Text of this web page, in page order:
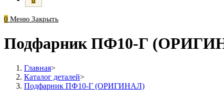
0 Меню Закрыть
Подфарник ПФ10-Г
Главная>
Каталог деталей>
Подфарник ПФ10-Г (ОРИГИНАЛ)